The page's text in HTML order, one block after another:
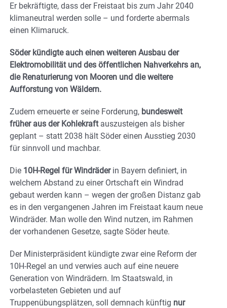
Er bekräftigte, dass der Freistaat bis zum Jahr 2040
klimaneutral werden solle – und forderte abermals
einen Klimaruck.
Söder kündigte auch einen weiteren Ausbau der
Elektromobilität und des öffentlichen Nahverkehrs an,
die Renaturierung von Mooren und die weitere
Aufforstung von Wäldern.
Zudem erneuerte er seine Forderung, bundesweit
früher aus der Kohlekraftauszusteigen als bisher
geplant – statt 2038 hält Söder einen Ausstieg 2030
für sinnvoll und machbar.
Die 10H-Regel für Windräderin Bayern definiert, in
welchem Abstand zu einer Ortschaft ein Windrad
gebaut werden kann – wegen der großen Distanz gab
es in den vergangenen Jahren im Freistaat kaum neue
Windräder. Man wolle den Wind nutzen, im Rahmen
der vorhandenen Gesetze, sagte Söder heute.
Der Ministerpräsident kündigte zwar eine Reform der
10H-Regel an und verwies auch auf eine neuere
Generation von Windrädern. Im Staatswald, in
vorbelasteten Gebieten und auf
Truppenübungsplätzen, soll demnach künftig nur